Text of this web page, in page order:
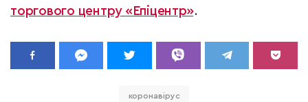
торгового центру «Епіцентр».
коронавірус